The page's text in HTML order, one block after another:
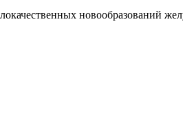
новообразований